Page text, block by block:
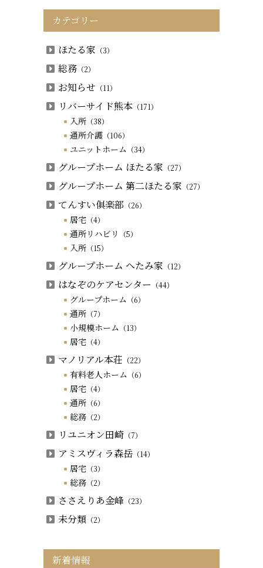
カテゴリー
ほたる家 （3）
総務（2）
お知らせ （11）
リバーサイド熊本（171）
入所（38）
通所介護（106）
ユニットホーム （34）
グループホーム ほたる家 （27）
グループホーム 第二ほたる家 （27）
てんすい俱楽部 （26）
居宅（4）
通所リハビリ （5）
入所（15）
グループホーム へたみ家 （12）
はなぞのケアセンター （44）
グループホーム （6）
通所（7）
小規模ホーム （13）
居宅（4）
マノリアル本荘 （22）
有料老人ホーム （6）
居宅（4）
通所（6）
総務（2）
リユニオン田崎（7）
アミスヴィラ森岳（14）
居宅（3）
総務（2）
ささえりあ金峰（23）
未分類（2）
新着情報